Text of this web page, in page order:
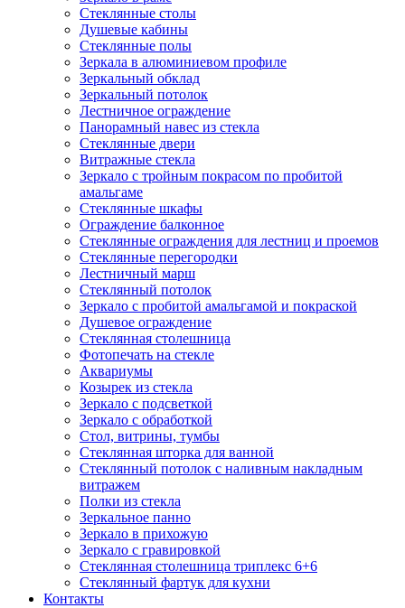
Стеклянные столы
Душевые кабины
Стеклянные полы
Зеркала в алюминиевом профиле
Зеркальный обклад
Зеркальный потолок
Лестничное ограждение
Панорамный навес из стекла
Стеклянные двери
Витражные стекла
Зеркало с тройным покрасом по пробитой
амальгаме
Стеклянные шкафы
Ограждение балконное
Стеклянные ограждения для лестниц и проемов
Стеклянные перегородки
Лестничный марш
Стеклянный потолок
Зеркало с пробитой амальгамой и покраской
Душевое ограждение
Стеклянная столешница
Фотопечать на стекле
Аквариумы
Козырек из стекла
Зеркало с подсветкой
Зеркало с обработкой
Стол, витрины, тумбы
Стеклянная шторка для ванной
Стеклянный потолок с наливным накладным
витражем
Полки из стекла
Зеркальное панно
Зеркало в прихожую
Зеркало с гравировкой
Стеклянная столешница триплекс 6+6
Стеклянный фартук для кухни
Контакты